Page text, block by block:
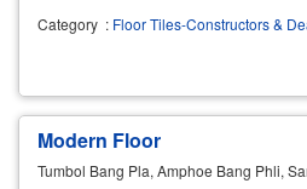
เข้ากับบ้านและอาคารมากมาย เหมาะสำห
Category : Floor Tiles-Constructors &
Modern Floor
Tumbol Bang Pla, Amphoe Bang Phli,